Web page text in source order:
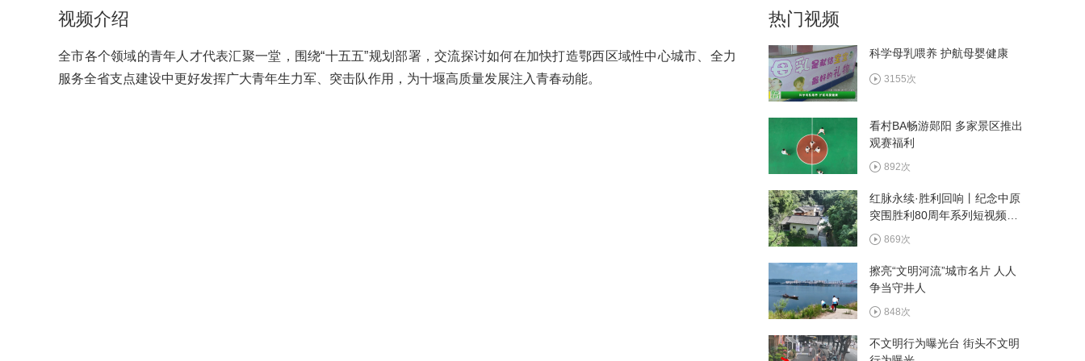
5月1日《周五面对面》
4月17日《周五面对面》
2月13日《周五面对面》
视频介绍
全市各个领域的青年人才代表汇聚一堂，围绕“十五五”规划部署，交流探讨如何在加快打造鄂西区域性中心城市、全力
服务全省支点建设中更好发挥广大青年生力军、突击队作用，为十堰高质量发展注入青春动能。
热门视频
科学母乳喂养 护航母婴健康
3155次
看村BA畅游郧阳 多家景区推出
观赛福利
892次
红脉永续·胜利回响丨纪念中原
突围胜利80周年系列短视频
——古院
869次
擦亮“文明河流”城市名片 人人
争当守井人
848次
不文明行为曝光台 街头不文明